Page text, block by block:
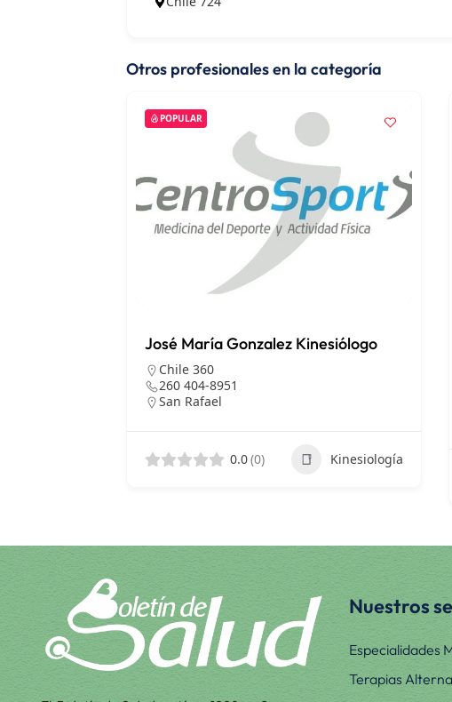
Otros profesionales en la categoría
POPULAR
José María Gonzalez Kinesiólogo
Chile 360
260 404-8951
San Rafael
0.0(0) Kinesiología
Nuestros
Especialidades
Terapias